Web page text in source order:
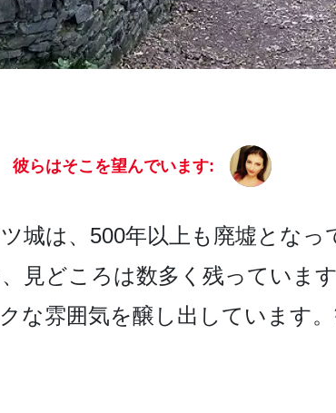
彼らはそこを望んでいます:
城­は、500年以上も廃墟とな
見どころは数多く­残っていま
な雰囲気を醸し出しています